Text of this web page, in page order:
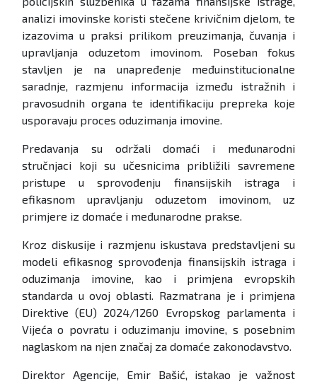
analizi imovinske koristi stečene krivičnim djelom, te
izazovima u praksi prilikom preuzimanja, čuvanja i
upravljanja oduzetom imovinom. Poseban fokus
stavljen je na unapređenje međuinstitucionalne
saradnje, razmjenu informacija između istražnih i
pravosudnih organa te identifikaciju prepreka koje
usporavaju proces oduzimanja imovine.
Predavanja su održali domaći i međunarodni
stručnjaci koji su učesnicima približili savremene
pristupe u sprovođenju finansijskih istraga i
efikasnom upravljanju oduzetom imovinom, uz
primjere iz domaće i međunarodne prakse.
Kroz diskusije i razmjenu iskustava predstavljeni su
modeli efikasnog sprovođenja finansijskih istraga i
oduzimanja imovine, kao i primjena evropskih
standarda u ovoj oblasti. Razmatrana je i primjena
Direktive (EU) 2024/1260 Evropskog parlamenta i
Vijeća o povratu i oduzimanju imovine, s posebnim
naglaskom na njen značaj za domaće zakonodavstvo.
Direktor Agencije, Emir Bašić, istakao je važnost